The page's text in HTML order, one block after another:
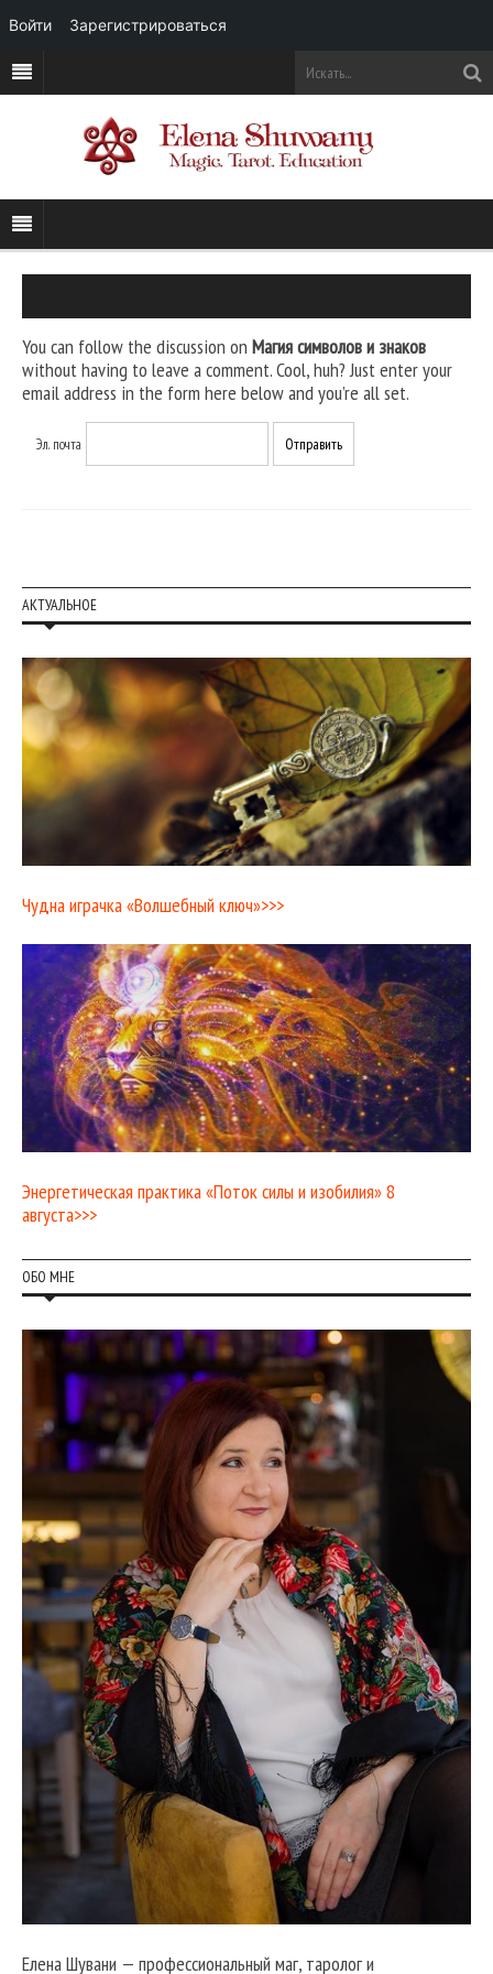
You can follow the discussion on Магия символов и знаков
without having to leave a comment. Cool, huh? Just enter your
email address in the form here below and you’re all set.
Эл. почта
АКТУАЛЬНОЕ
Чудна играчка «Волшебный ключ»>>>
Энергетическая практика «Поток силы и изобилия» 8
августа>>>
ОБО МНЕ
Елена Шувани — профессиональный маг, таролог и
Войти Зарегистрироваться